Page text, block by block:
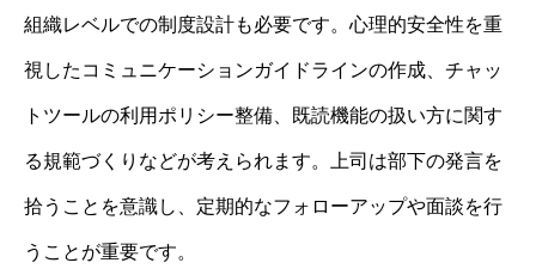
組織レベルでの制度設計も必要です。心理的安全性を重
視したコミュニケーションガイドラインの作成、チャッ
トツールの利用ポリシー整備、既読機能の扱い方に関す
る規範づくりなどが考えられます。上司は部下の発言を
拾うことを意識し、定期的なフォローアップや面談を行
うことが重要です。